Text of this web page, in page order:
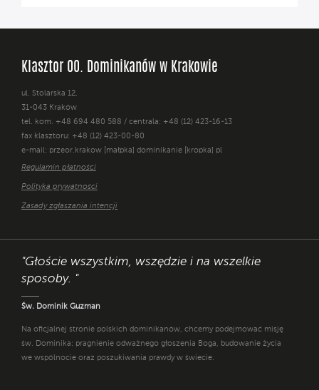
Klasztor OO. Dominikanów w Krakowie
ul. Stolarska 12,
31-043 Kraków
tel. kom. +48 694 480 588 / centrala: +48 (12) 423-16-13
fax klasztoru: +48 (12) 423-00-80
e-mail: przeor.krakow [małpka] dominikanie [kropka] pl
Regulamin płatności
Polityka prywatności
Zasady zgłaszania intencji
"Głoście wszystkim, wszędzie i na wszelkie
sposoby. "
Św. Dominik Guzman
Na oficjalnej stronie polskich dominikanów, chcemy podejmować misję
św. Dominika: pragnienie odważnego głoszenia Boga, budowanie życia
we wspólnocie oraz poszukiwania prawdy w świecie.